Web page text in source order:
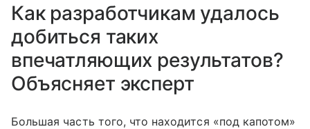
Как разработчикам удалось
добиться таких
впечатляющих результатов?
Объясняет эксперт
Большая часть того, что находится «под капотом»